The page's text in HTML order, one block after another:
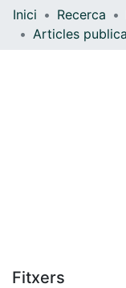
Inici Recerca
Fitxers